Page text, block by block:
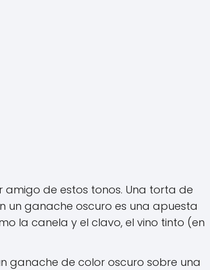
amigo de estos tonos. Una torta de
ganache oscuro es una apuesta
la canela y el clavo, el vino tinto (en
ganache de color oscuro sobre una